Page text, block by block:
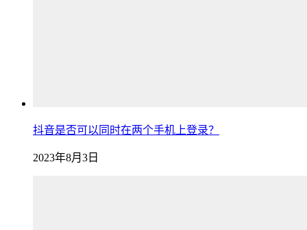
抖音是否可以同时在两个手机上登录？
2023年8月3日